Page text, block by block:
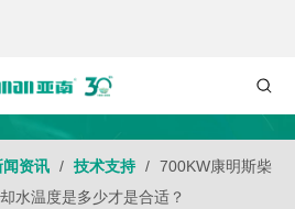
闻资讯 / 技术支持 / 700KW康明斯柴
水温度是多少才是合适？